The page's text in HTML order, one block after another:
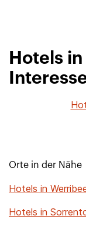
Hotels
Orte in der Nähe
Hotels in
Hotels in